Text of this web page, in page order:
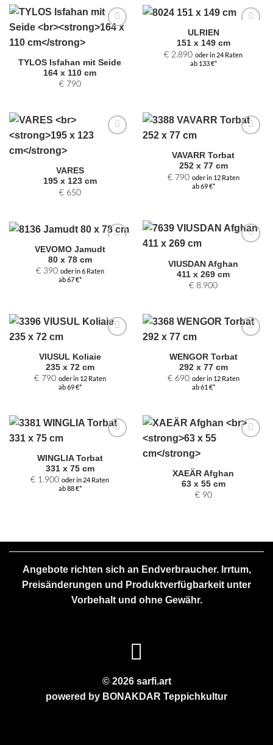
TYLOS Isfahan mit Seide
164 x 110 cm
€790
Auswahl
hinzufügen
ULRIEN
151 x 149 cm
€ 2.890 oder in 24 Raten
ab 133 €*
VARES
195 x 123 cm
€650
Auswahl
hinzufügen
VAVARR Torbat
252 x 77 cm
€790 oder in 12 Raten
ab 69 €*
Zur
Auswahl
hinzufügen
VEVOMO Jamudt
80 x 78 cm
€390 oder in 6 Raten
ab 67 €*
Auswahl
hinzufügen
VIUSDAN Afghan
411 x 269 cm
€ 8.900
Auswahl
hinzufügen
VIUSUL Koliaie
235 x 72 cm
€790 oder in 12 Raten
ab 69 €*
Auswahl
hinzufügen
WENGOR Torbat
292 x 77 cm
€690 oder in 12 Raten
ab 61 €*
Auswahl
hinzufügen
WINGLIA Torbat
331 x 75 cm
€ 1.900 oder in 24 Raten
ab 88 €*
XAEÄR Afghan
63 x 55 cm
€90
Angebote richten sich an Endverbraucher. Irrtum,
Preisänderungen und Produktverfügbarkeit unter
Vorbehalt und ohne Gewähr.
© 2026 sarfi.art
powered by BONAKDAR Teppichkultur